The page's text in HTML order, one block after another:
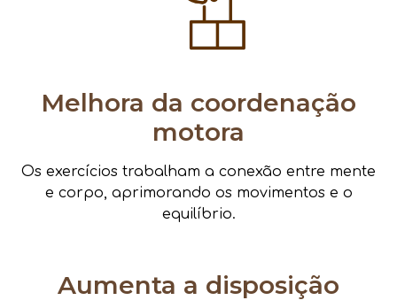
Melhora da coordenação
motora
Os exercícios trabalham a conexão entre mente
e corpo, aprimorando os movimentos e o
equilíbrio.
Aumenta a disposição